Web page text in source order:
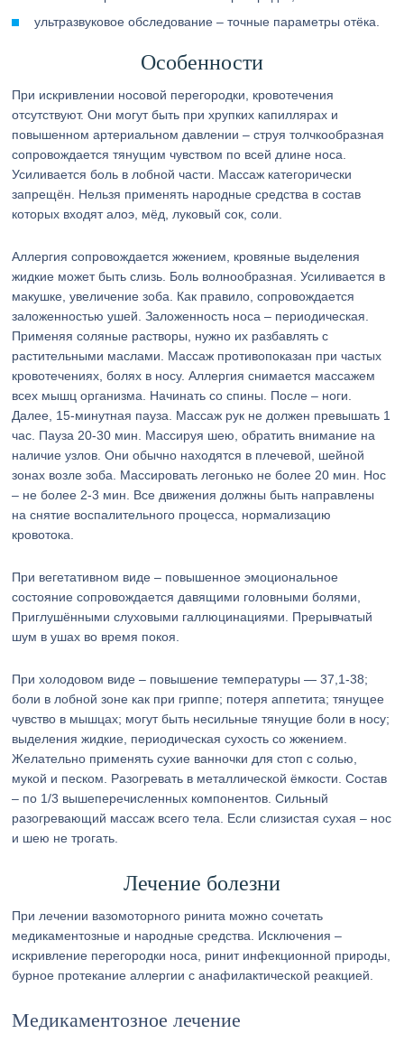
ультразвуковое обследование – точные параметры отёка.
Особенности
При искривлении носовой перегородки, кровотечения
отсутствуют. Они могут быть при хрупких капиллярах и
повышенном артериальном давлении – струя толчкообразная
сопровождается тянущим чувством по всей длине носа.
Усиливается боль в лобной части. Массаж категорически
запрещён. Нельзя применять народные средства в состав
которых входят алоэ, мёд, луковый сок, соли.
Аллергия сопровождается жжением, кровяные выделения
жидкие может быть слизь. Боль волнообразная. Усиливается в
макушке, увеличение зоба. Как правило, сопровождается
заложенностью ушей. Заложенность носа – периодическая.
Применяя соляные растворы, нужно их разбавлять с
растительными маслами. Массаж противопоказан при частых
кровотечениях, болях в носу. Аллергия снимается массажем
всех мышц организма. Начинать со спины. После – ноги.
Далее, 15-минутная пауза. Массаж рук не должен превышать 1
час. Пауза 20-30 мин. Массируя шею, обратить внимание на
наличие узлов. Они обычно находятся в плечевой, шейной
зонах возле зоба. Массировать легонько не более 20 мин. Нос
– не более 2-3 мин. Все движения должны быть направлены
на снятие воспалительного процесса, нормализацию
кровотока.
При вегетативном виде – повышенное эмоциональное
состояние сопровождается давящими головными болями,
Приглушёнными слуховыми галлюцинациями. Прерывчатый
шум в ушах во время покоя.
При холодовом виде – повышение температуры — 37,1-38;
боли в лобной зоне как при гриппе; потеря аппетита; тянущее
чувство в мышцах; могут быть несильные тянущие боли в носу;
выделения жидкие, периодическая сухость со жжением.
Желательно применять сухие ванночки для стоп с солью,
мукой и песком. Разогревать в металлической ёмкости. Состав
– по 1/3 вышеперечисленных компонентов. Сильный
разогревающий массаж всего тела. Если слизистая сухая – нос
и шею не трогать.
Лечение болезни
При лечении вазомоторного ринита можно сочетать
медикаментозные и народные средства. Исключения –
искривление перегородки носа, ринит инфекционной природы,
бурное протекание аллергии с анафилактической реакцией.
Медикаментозное лечение